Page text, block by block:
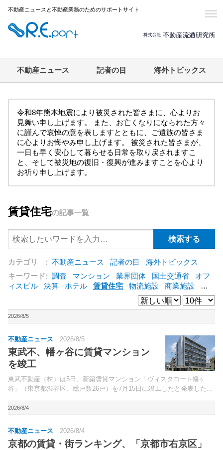
不動産ニュースと不動産業務のためのサポートサイト
不動産ニュース 記者の目 海外トピックス
令和8年熊本地震により被災された皆さまに、心よりお
見舞い申し上げます。 また、お亡くなりになられた方々
に謹んで哀悼の意を表しますとともに、ご遺族の皆さま
に心よりお悔やみ申し上げます。 被災された皆さまが、
一日も早く安心して暮らせる日常を取り戻されますこ
と、そして被災地の復旧・復興が進みますことを心より
お祈り申し上げます。
賃貸住宅の記事一覧
カテゴリ : 不動産ニュース 記者の目
海外トピックス
キーワード: 調査 マンション 業界団体 国土交通省
オフ
ィスビル
決算 ホテル 賃貸住宅 物流施設 商業施設
海
東急不動産 賃料
ア
野村不動産 ZEH [+]
2026/8/5
不動産ニュース 2026/8/5
東武不、幡ヶ谷に賃貸マンション
を竣工
東武不動産（株）は5日、新築賃貸マンション「ヴィスタコート幡ヶ
谷」（東京都渋谷区、総戸数26戸）を7月15日に竣工したと発表した。
2026/8/4
不動産ニュース 2026/8/4
京都の賃貸・街ランキング、「京都市右京区」